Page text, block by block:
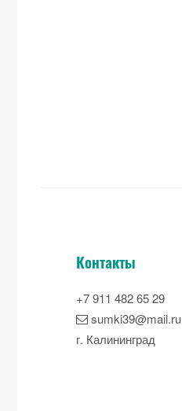
Контакты
+7 911 482 65 29
sumki39@mail.ru
г. Калининград